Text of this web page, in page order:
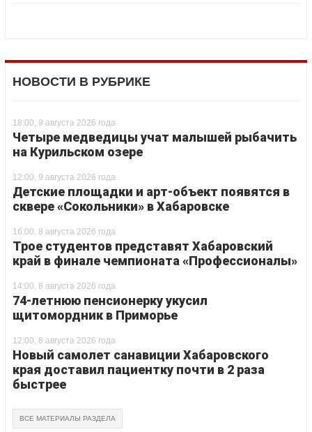
НОВОСТИ В РУБРИКЕ
18:00, 9 августа 2026 года
Четыре медведицы учат малышей рыбачить
на Курильском озере
12:00, 9 августа 2026 года
Детские площадки и арт-объект появятся в
сквере «Сокольники» в Хабаровске
16:00, 8 августа 2026 года
Трое студентов представят Хабаровский
край в финале чемпионата «Профессионалы»
14:00, 8 августа 2026 года
74-летнюю пенсионерку укусил
щитомордник в Приморье
12:00, 8 августа 2026 года
Новый самолет санавиции Хабаровского
края доставил пациентку почти в 2 раза
быстрее
ВСЕ МАТЕРИАЛЫ РАЗДЕЛА